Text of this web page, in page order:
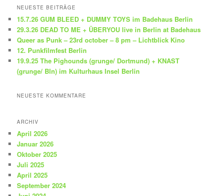
h
n
NEUESTE BEITRÄGE
15.7.26 GUM BLEED + DUMMY TOYS im Badehaus Berlin
29.3.26 DEAD TO ME + ÜBERYOU live in Berlin at Badehaus
Queer as Punk – 23rd october – 8 pm – Lichtblick Kino
12. Punkfilmfest Berlin
19.9.25 The Pighounds (grunge/ Dortmund) + KNAST
(grunge/ Bln) im Kulturhaus Insel Berlin
NEUESTE KOMMENTARE
ARCHIV
April 2026
Januar 2026
Oktober 2025
Juli 2025
April 2025
September 2024